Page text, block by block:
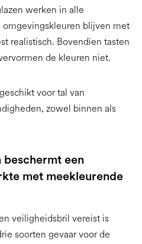
werken in alle
blijven met
realistisch. Bovendien tasten
de kleuren niet.
voor tal van
zowel binnen als
een
met meekleurende
veiligheidsbril vereist is
soorten gevaar voor de